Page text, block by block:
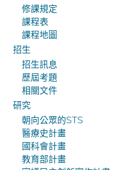
修課規定
課程表
課程地圖
招生
招生訊息
歷屆考題
相關文件
研究
朝向公眾的STS
醫療史計畫
國科會計畫
教育部計畫